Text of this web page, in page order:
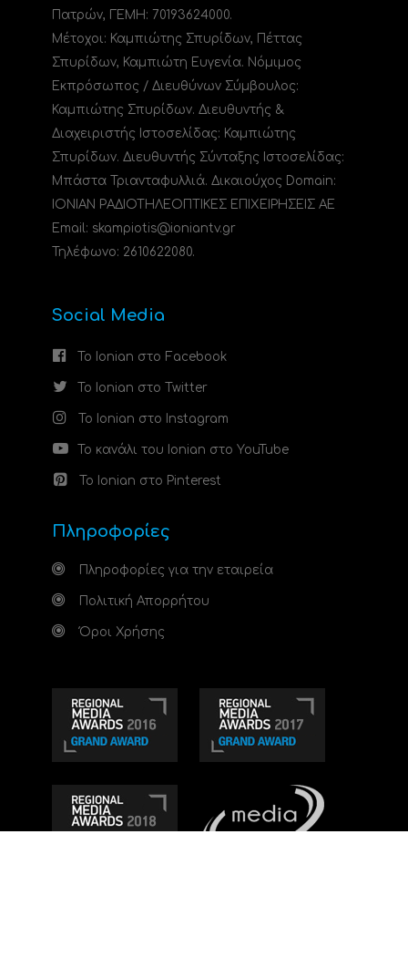
Πατρών, ΓΕΜΗ: 70193624000.
Μέτοχοι: Καμπιώτης Σπυρίδων, Πέττας
Σπυρίδων, Καμπιώτη Ευγενία. Νόμιμος
Εκπρόσωπος / Διευθύνων Σύμβουλος:
Καμπιώτης Σπυρίδων. Διευθυντής &
Διαχειριστής Ιστοσελίδας: Καμπιώτης
Σπυρίδων. Διευθυντής Σύνταξης Ιστοσελίδας:
Μπάστα Τριανταφυλλιά. Δικαιούχος Domain:
ΙΟΝΙΑΝ ΡΑΔΙΟΤΗΛΕΟΠΤΙΚΕΣ ΕΠΙΧΕΙΡΗΣΕΙΣ ΑΕ
Email: skampiotis@ioniantv.gr
Τηλέφωνο: 2610622080.
Social Media
Το Ionian στο Facebook
Το Ionian στο Twitter
Το Ionian στο Instagram
Το κανάλι του Ionian στο YouTube
Το Ionian στο Pinterest
Πληροφορίες
Πληροφορίες για την εταιρεία
Πολιτική Απορρήτου
Όροι Χρήσης